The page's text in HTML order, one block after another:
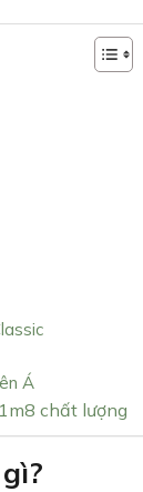
Á
chất lượng